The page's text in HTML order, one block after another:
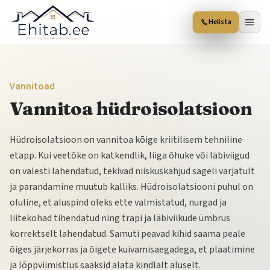
Helista
Vannitoad
Vannitoa hüdroisolatsioon
Hüdroisolatsioon on vannitoa kõige kriitilisem tehniline
etapp. Kui veetõke on katkendlik, liiga õhuke või läbiviigud
on valesti lahendatud, tekivad niiskuskahjud sageli varjatult
ja parandamine muutub kalliks. Hüdroisolatsiooni puhul on
oluline, et aluspind oleks ette valmistatud, nurgad ja
liitekohad tihendatud ning trapi ja läbiviikude ümbrus
korrektselt lahendatud. Samuti peavad kihid saama peale
õiges järjekorras ja õigete kuivamisaegadega, et plaatimine
ja lõppviimistlus saaksid alata kindlalt aluselt.